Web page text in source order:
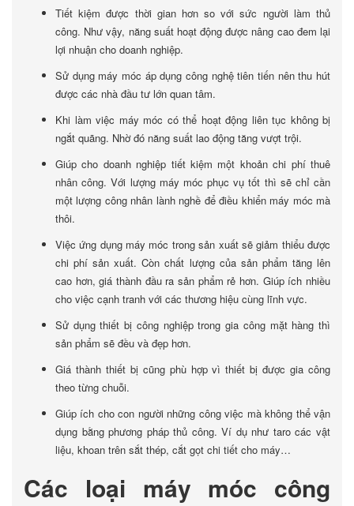
Tiết kiệm được thời gian hơn so với sức người làm thủ
công. Như vậy, năng suất hoạt động được nâng cao đem lại
lợi nhuận cho doanh nghiệp.
Sử dụng máy móc áp dụng công nghệ tiên tiến nên thu hút
được các nhà đầu tư lớn quan tâm.
Khi làm việc máy móc có thể hoạt động liên tục không bị
ngắt quãng. Nhờ đó năng suất lao động tăng vượt trội.
Giúp cho doanh nghiệp tiết kiệm một khoản chi phí thuê
nhân công. Với lượng máy móc phục vụ tốt thì sẽ chỉ cần
một lượng công nhân lành nghề để điều khiển máy móc mà
thôi.
Việc ứng dụng máy móc trong sản xuất sẽ giảm thiểu được
chi phí sản xuất. Còn chất lượng của sản phẩm tăng lên
cao hơn, giá thành đầu ra sản phẩm rẻ hơn. Giúp ích nhiều
cho việc cạnh tranh với các thương hiệu cùng lĩnh vực.
Sử dụng thiết bị công nghiệp trong gia công mặt hàng thì
sản phẩm sẽ đều và đẹp hơn.
Giá thành thiết bị cũng phù hợp vì thiết bị được gia công
theo từng chuỗi.
Giúp ích cho con người những công việc mà không thể vận
dụng bằng phương pháp thủ công. Ví dụ như taro các vật
liệu, khoan trên sắt thép, cắt gọt chi tiết cho máy…
Các loại máy móc công